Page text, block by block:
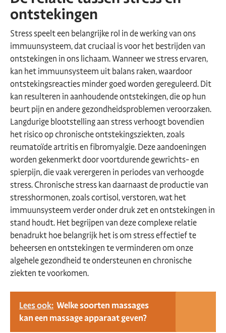
ontstekingen
Stress speelt een belangrijke rol in de werking van ons
immuunsysteem, dat cruciaal is voor het bestrijden van
ontstekingen in ons lichaam. Wanneer we stress ervaren,
kan het immuunsysteem uit balans raken, waardoor
ontstekingsreacties minder goed worden gereguleerd. Dit
kan resulteren in aanhoudende ontstekingen, die op hun
beurt pijn en andere gezondheidsproblemen veroorzaken.
Langdurige blootstelling aan stress verhoogt bovendien
het risico op chronische ontstekingsziekten, zoals
reumatoïde artritis en fibromyalgie. Deze aandoeningen
worden gekenmerkt door voortdurende gewrichts- en
spierpijn, die vaak verergeren in periodes van verhoogde
stress. Chronische stress kan daarnaast de productie van
stresshormonen, zoals cortisol, verstoren, wat het
immuunsysteem verder onder druk zet en ontstekingen in
stand houdt. Het begrijpen van deze complexe relatie
benadrukt hoe belangrijk het is om stress effectief te
beheersen en ontstekingen te verminderen om onze
algehele gezondheid te ondersteunen en chronische
ziekten te voorkomen.
Lees ook: Welke soorten massages
kan een massage apparaat geven?